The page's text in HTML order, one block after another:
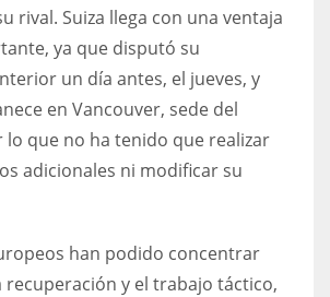
rival. Suiza llega con una ventaja
ya que disputó su
un día antes, el jueves, y
en Vancouver, sede del
que no ha tenido que realizar
adicionales ni modificar su
han podido concentrar
recuperación y el trabajo táctico,